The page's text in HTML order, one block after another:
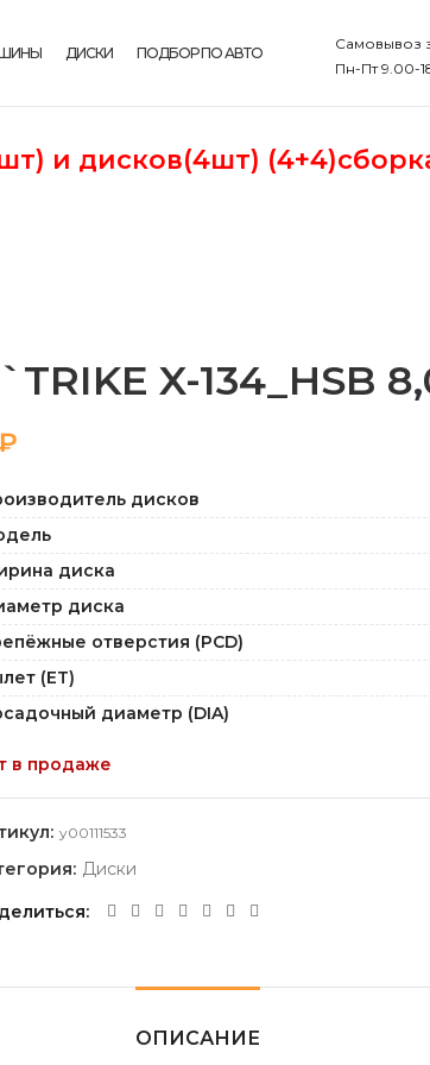
ДИСКИ ПОДБОР ПО АВТО
Самовывоз
Пн-Пт 9.00-
и дисков(4шт)
X-134_HSB
дисков
диска
диска
отверстия (PCD)
(ET)
диаметр (DIA)
в продаже
y00111533
Диски
ОПИСАНИЕ